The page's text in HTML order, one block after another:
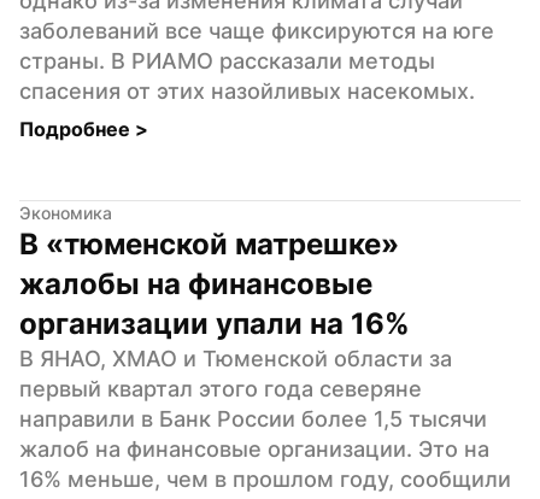
заболеваний все чаще фиксируются на юге
страны. В РИАМО рассказали методы
спасения от этих назойливых насекомых.
Подробнее >
Экономика
В «тюменской матрешке»
жалобы на финансовые
организации упали на 16%
В ЯНАО, ХМАО и Тюменской области за
первый квартал этого года северяне
направили в Банк России более 1,5 тысячи
жалоб на финансовые организации. Это на
16% меньше, чем в прошлом году, сообщили